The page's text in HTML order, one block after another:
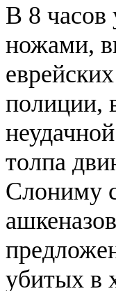
В 8 часов
ножами,
полиции,
толпа
Слониму
убитых в